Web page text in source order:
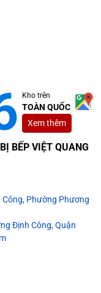
Kho trên
TOÀN QUỐC
Xem thêm
BẾP VIỆT QUANG
Phường Phương
Định Công, Quận